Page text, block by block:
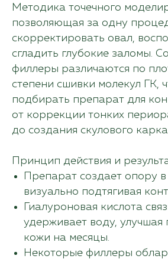
Методика точечного
позволяющая за одну
скорректировать овал,
сгладить глубокие заломы.
филлеры различаются по
степени сшивки молекул ГК,
подбирать препарат для
от коррекции тонких
до создания скулового
Принцип действия и
Препарат создает опору в
визуально подтягивая
Гиалуроновая кислота
удерживает воду,
кожи на месяцы.
Некоторые филлеры